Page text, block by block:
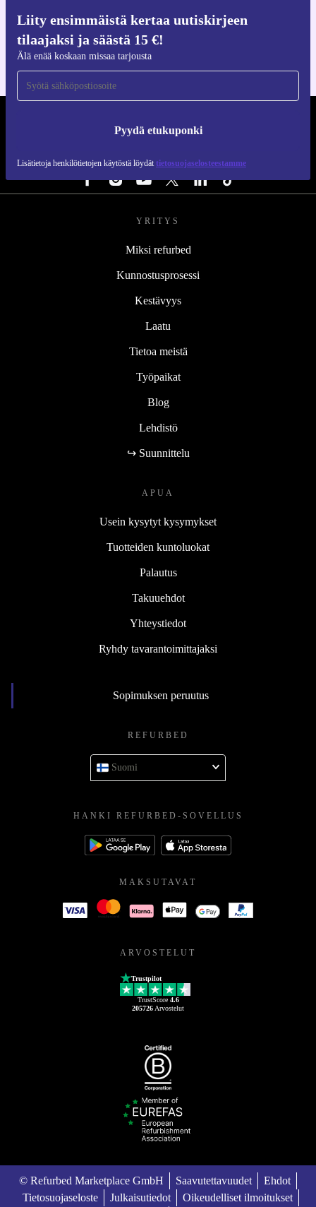
Liity ensimmäistä kertaa uutiskirjeen
tilaajaksi ja säästä 15 €!
Älä enää koskaan missaa tarjousta
Pyydä etukuponki
Lisätietoja henkilötietojen käytöstä löydät tietosuojaselosteestamme
iOS:lle ja Androidille
YRITYS
Miksi refurbed
Kunnostusprosessi
Kestävyys
Laatu
Tietoa meistä
Työpaikat
Blog
Lehdistö
↪ Suunnittelu
APUA
Usein kysytyt kysymykset
Tuotteiden kuntoluokat
Palautus
Takuuehdot
Yhteystiedot
Ryhdy tavarantoimittajaksi
Sopimuksen peruutus
REFURBED
Suomi
HANKI REFURBED-SOVELLUS
MAKSUTAVAT
ARVOSTELUT
Trustpilot
TrustScore 4.6
205726Arvostelut
© Refurbed Marketplace GmbH Saavutettavuudet
Ehdot
Tietosuojaseloste
Julkaisutiedot Oikeudelliset ilmoitukset